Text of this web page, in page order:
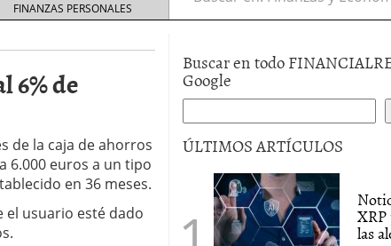
gestionar tus
FINANZAS PERSONALES
6% de
de la caja de ahorros
6.000 euros a un tipo
en 36 meses.
el usuario esté dado
Buscar en todo
Google
ÚLTIMOS ARTÍCULOS
las